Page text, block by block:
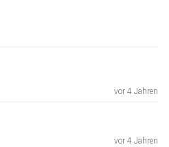
Reinfall zu werden.
1 ab 17. Dezember 2021. Alle
Produktion von 190p im
vor 4 Jahren
vor 4 Jahren